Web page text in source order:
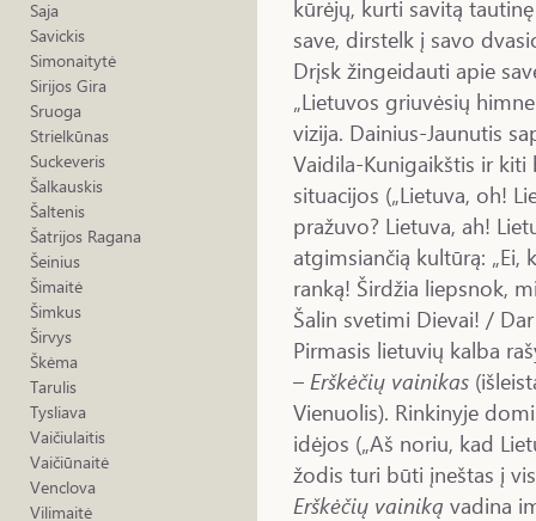
Saja
Savickis
Simonaitytė
Sirijos Gira
Sruoga
Strielkūnas
Suckeveris
Šalkauskis
Šaltenis
Šatrijos Ragana
Šeinius
Šimaitė
Šimkus
Širvys
Škėma
Tarulis
Tysliava
Vaičiulaitis
Vaičiūnaitė
Venclova
Vilimaitė
kūrėjų, kurti savitą
save, dirstelk į savo
Drįsk žingeidauti apie
„Lietuvos griuvėsių
vizija. Dainius-Jaunutis
Vaidila-Kunigaikštis ir
situacijos („Lietuva, oh!
pražuvo? Lietuva, ah!
atgimsiančią kultūrą:
ranką! Širdžia liepsnok,
Šalin svetimi Dievai! /
Pirmasis lietuvių kalba
– Erškėčių vainikas
Vienuolis). Rinkinyje
idėjos („Aš noriu, kad
žodis turi būti įneštas į
Erškėčių vainiką vadina